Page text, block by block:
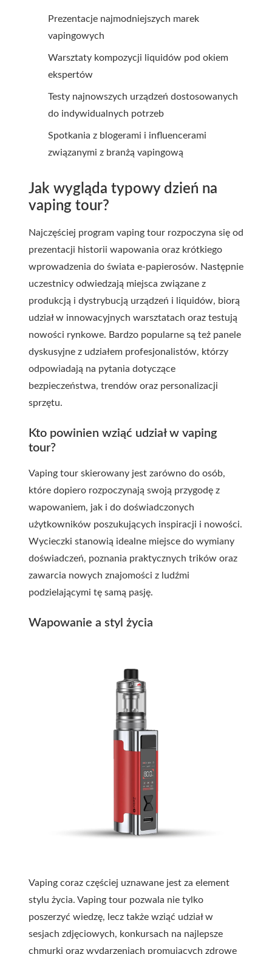
Prezentacje najmodniejszych marek
vapingowych
Warsztaty kompozycji liquidów pod okiem
ekspertów
Testy najnowszych urządzeń dostosowanych
do indywidualnych potrzeb
Spotkania z blogerami i influencerami
związanymi z branżą vapingową
Jak wygląda typowy dzień na
vaping tour?
Najczęściej program vaping tour rozpoczyna się od
prezentacji historii wapowania oraz krótkiego
wprowadzenia do świata e-papierosów. Następnie
uczestnicy odwiedzają miejsca związane z
produkcją i dystrybucją urządzeń i liquidów, biorą
udział w innowacyjnych warsztatach oraz testują
nowości rynkowe. Bardzo popularne są też panele
dyskusyjne z udziałem profesjonalistów, którzy
odpowiadają na pytania dotyczące
bezpieczeństwa, trendów oraz personalizacji
sprzętu.
Kto powinien wziąć udział w vaping
tour?
Vaping tour skierowany jest zarówno do osób,
które dopiero rozpoczynają swoją przygodę z
wapowaniem, jak i do doświadczonych
użytkowników poszukujących inspiracji i nowości.
Wycieczki stanowią idealne miejsce do wymiany
doświadczeń, poznania praktycznych trików oraz
zawarcia nowych znajomości z ludźmi
podzielającymi tę samą pasję.
Wapowanie a styl życia
Vaping coraz częściej uznawane jest za element
stylu życia. Vaping tour pozwala nie tylko
poszerzyć wiedzę, lecz także wziąć udział w
sesjach zdjęciowych, konkursach na najlepsze
chmurki oraz wydarzeniach promujących zdrowe